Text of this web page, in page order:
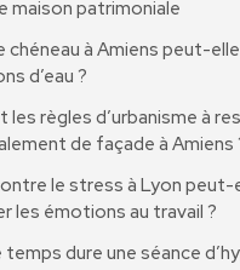
maison patrimoniale
chéneau à Amiens peut-
d’eau ?
les règles d’urbanisme à
de façade à Amiens
le stress à Lyon peut-
les émotions au travail ?
dure une séance